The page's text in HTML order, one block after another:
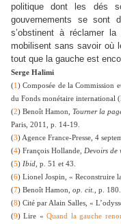
politique dont les dés
gouvernements se sont
s’obstinent à réclamer
mobilisent sans savoir où
tout que la gauche est
Serge Halimi
(1 ) Composée de la Commission
du Fonds monétaire international
(2) Benoît Hamon, Tourner la
Paris, 2011, p. 14-19.
(3) Agence France-Presse, 4
(4) François Hollande, Devoirs de
(5) Ibid, p. 51 et 43.
(6) Lionel Jospin, « Reconstruire
(7) Benoît Hamon, op. cit.,
p. 180.
(8) Cité par Alain Salles, «
(9) Lire «Quand la gauche